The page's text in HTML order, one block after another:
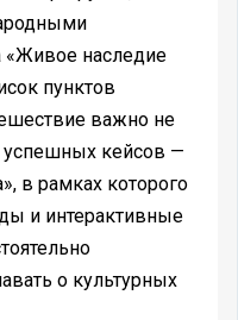
«Живое наследие
пунктов
важно не
кейсов —
в рамках которого
и интерактивные
о культурных